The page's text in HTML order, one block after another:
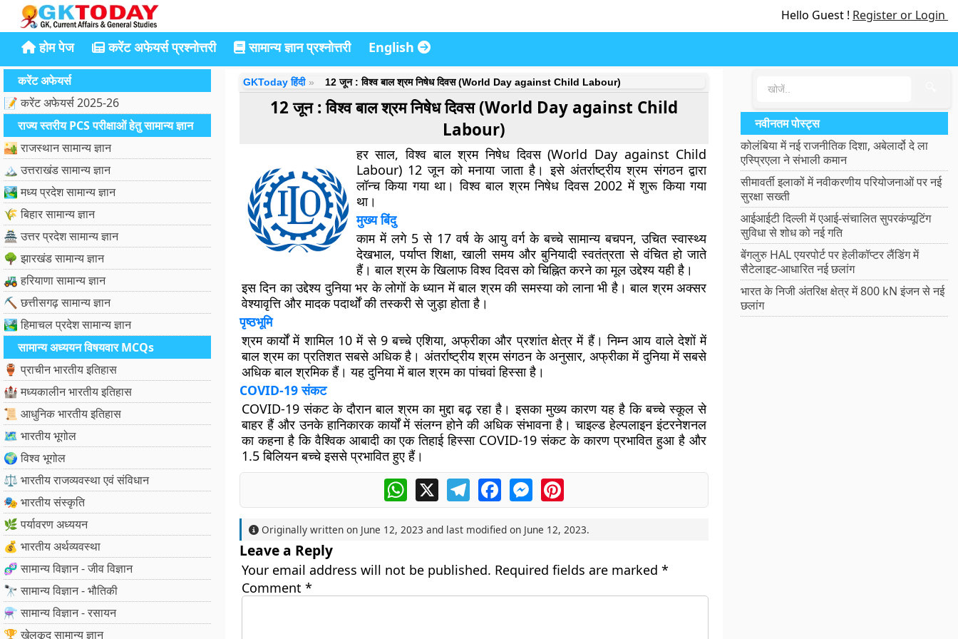
Hello Guest ! Register or Login
होम पेज करेंट अफेयर्स प्रश्नोत्तरी सामान्य ज्ञान प्रश्नोत्तरी English
करेंट अफेयर्स
📝 करेंट अफेयर्स 2025-26
राज्य स्तरीय PCS परीक्षाओं हेतु सामान्य ज्ञान
🏜️ राजस्थान सामान्य ज्ञान
🏔️ उत्तराखंड सामान्य ज्ञान
🏞️ मध्य प्रदेश सामान्य ज्ञान
🌾 बिहार सामान्य ज्ञान
🏯 उत्तर प्रदेश सामान्य ज्ञान
🌳 झारखंड सामान्य ज्ञान
🚜 हरियाणा सामान्य ज्ञान
⛏️ छत्तीसगढ़ सामान्य ज्ञान
🏞️ हिमाचल प्रदेश सामान्य ज्ञान
सामान्य अध्ययन विषयवार MCQs
🏺 प्राचीन भारतीय इतिहास
🏰 मध्यकालीन भारतीय इतिहास
📜 आधुनिक भारतीय इतिहास
🗺️ भारतीय भूगोल
🌍 विश्व भूगोल
⚖️ भारतीय राजव्यवस्था एवं संविधान
🎭 भारतीय संस्कृति
🌿 पर्यावरण अध्ययन
💰 भारतीय अर्थव्यवस्था
🧬 सामान्य विज्ञान - जीव विज्ञान
🔭 सामान्य विज्ञान - भौतिकी
⚗️ सामान्य विज्ञान - रसायन
🏆 खेलकूद सामान्य ज्ञान
GKToday हिंदी 12 जून : विश्व बाल श्रम निषेध दिवस (World Day against Child Labour)
12 जून : विश्व बाल श्रम निषेध दिवस (World Day against Child
Labour)
हर साल, विश्व बाल श्रम निषेध दिवस (World Day against Child
Labour) 12 जून को मनाया जाता है। इसे अंतर्राष्ट्रीय श्रम संगठन द्वारा
लॉन्च किया गया था। विश्व बाल श्रम निषेध दिवस 2002 में शुरू किया गया
था।
मुख्य बिंदु
काम में लगे 5 से 17 वर्ष के आयु वर्ग के बच्चे सामान्य बचपन, उचित स्वास्थ्य
देखभाल, पर्याप्त शिक्षा, खाली समय और बुनियादी स्वतंत्रता से वंचित हो जाते
हैं। बाल श्रम के खिलाफ विश्व दिवस को चिह्नित करने का मूल उद्देश्य यही है।
इस दिन का उद्देश्य दुनिया भर के लोगों के ध्यान में बाल श्रम की समस्या को लाना भी है। बाल श्रम अक्सर
वेश्यावृत्ति और मादक पदार्थों की तस्करी से जुड़ा होता है।
पृष्ठभूमि
श्रम कार्यों में शामिल 10 में से 9 बच्चे एशिया, अफ्रीका और प्रशांत क्षेत्र में हैं। निम्न आय वाले देशों में
बाल श्रम का प्रतिशत सबसे अधिक है। अंतर्राष्ट्रीय श्रम संगठन के अनुसार, अफ्रीका में दुनिया में सबसे
अधिक बाल श्रमिक हैं। यह दुनिया में बाल श्रम का पांचवां हिस्सा है।
COVID-19 संकट
COVID-19 संकट के दौरान बाल श्रम का मुद्दा बढ़ रहा है। इसका मुख्य कारण यह है कि बच्चे स्कूल से
बाहर हैं और उनके हानिकारक कार्यों में संलग्न होने की अधिक संभावना है। चाइल्ड हेल्पलाइन इंटरनेशनल
का कहना है कि वैश्विक आबादी का एक तिहाई हिस्सा COVID-19 संकट के कारण प्रभावित हुआ है और
1.5 बिलियन बच्चे इससे प्रभावित हुए हैं।
WhatsApp
X TelegramFacebookMessengerPinterest
Originally written on June 12, 2023 and last modified on June 12, 2023.
Leave a Reply
Your email address will not be published. Required fields are marked *
Comment *
नवीनतम पोस्ट्स
कोलंबिया में नई राजनीतिक दिशा, अबेलार्दो दे ला
एस्प्रिएला ने संभाली कमान
सीमावर्ती इलाकों में नवीकरणीय परियोजनाओं पर नई
सुरक्षा सख्ती
आईआईटी दिल्ली में एआई-संचालित सुपरकंप्यूटिंग
सुविधा से शोध को नई गति
बेंगलुरु HAL एयरपोर्ट पर हेलीकॉप्टर लैंडिंग में
सैटेलाइट-आधारित नई छलांग
भारत के निजी अंतरिक्ष क्षेत्र में 800 kN इंजन से नई
छलांग